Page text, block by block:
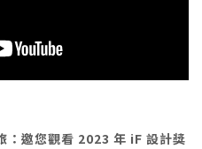
：邀您觀看 2023 年 iF 設計獎